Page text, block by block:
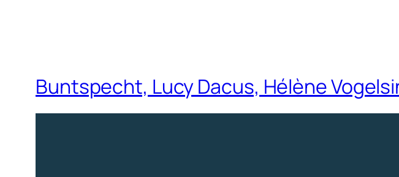
Buntspecht, Lucy Dacus, Hélène